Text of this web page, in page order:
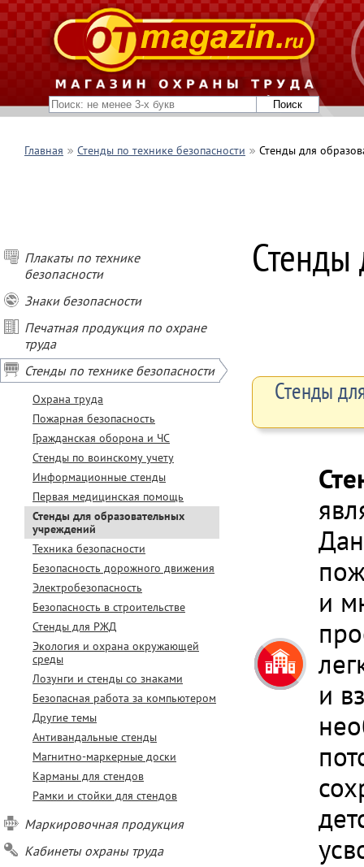
Главная Стенды по технике безопасности Стенды для
Плакаты по технике
безопасности
Знаки безопасности
Печатная продукция по охране
труда
Стенды по технике безопасности
Охрана труда
Пожарная безопасность
Гражданская оборона и ЧС
Стенды по воинскому учету
Информационные стенды
Первая медицинская помощь
Стенды для образовательных
учреждений
Техника безопасности
Безопасность дорожного движения
Электробезопасность
Безопасность в строительстве
Стенды для РЖД
Экология и охрана окружающей
среды
Лозунги и стенды со знаками
Безопасная работа за компьютером
Другие темы
Антивандальные стенды
Магнитно-маркерные доски
Карманы для стендов
Рамки и стойки для стендов
Маркировочная продукция
Кабинеты охраны труда
Стенды
и
и